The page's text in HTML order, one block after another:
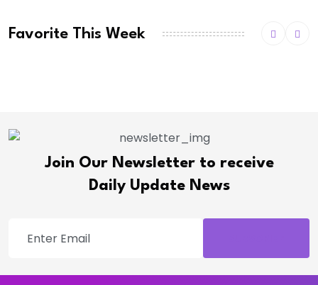
Favorite This Week
Join Our Newsletter to receive
Daily Update News